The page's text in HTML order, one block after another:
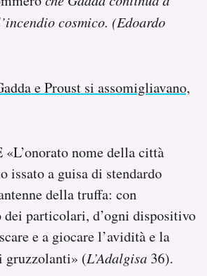
cosmico. (Edoardo
e Proust si assomigliavano,
nome della città
issato a guisa di stendardo
della truffa: con
particolari, d’ogni dispositivo
e a giocare l’avidità e la
gruzzolanti» (L’Adalgisa 36).